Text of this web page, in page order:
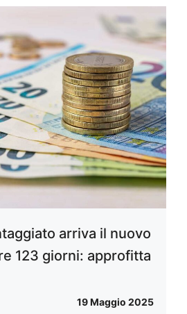
arriva il nuovo
123 giorni: approfitta
19 Maggio 2025